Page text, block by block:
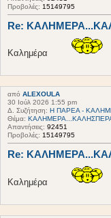
Προβολές: 15149795
Re:
Καλημέρα
από ALEXOULA
30 Ιούλ 2026 1:55 pm
Δ. Συζήτηση: Η ΠΑΡΕΑ -
Θέμα:
Απαντήσεις: 92451
Προβολές: 15149795
Re:
Καλημέρα